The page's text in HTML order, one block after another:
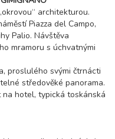
architekturou.
Piazza del Campo,
Palio. Návštěva
mramoru s úchvatnými
proslulého svými čtrnácti
středověké panorama.
hotel, typická toskánská